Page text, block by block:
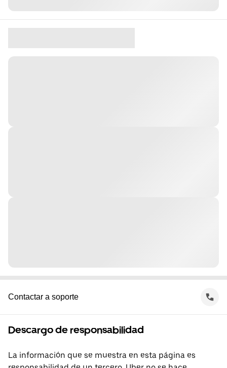
Contactar a soporte
Descargo de responsabilidad
La información que se muestra en esta página es